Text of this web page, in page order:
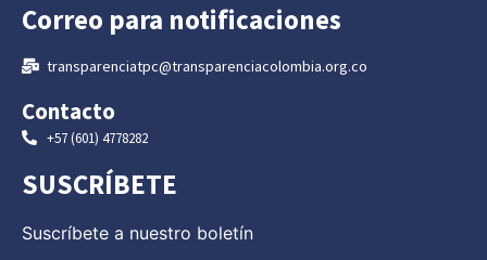
Correo para notificaciones
transparenciatpc@transparenciacolombia.org.co
Contacto
+57 (601) 4778282
SUSCRÍBETE
Suscríbete a nuestro boletín